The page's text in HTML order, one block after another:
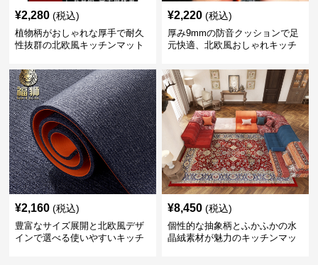
¥2,280 (税込)
植物柄がおしゃれな厚手で耐久
性抜群の北欧風キッチンマット
¥2,220 (税込)
厚み9mmの防音クッションで足
元快適、北欧風おしゃれキッチ
¥2,160 (税込)
豊富なサイズ展開と北欧風デザ
インで選べる使いやすいキッチ
¥8,450 (税込)
個性的な抽象柄とふかふかの水
晶絨素材が魅力のキッチンマッ